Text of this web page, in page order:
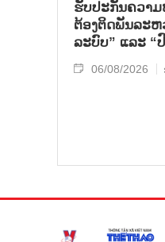
ຮັບປະກັນຄວາມ
ຕ້ອງຕິດພັນລະຫ
ລະບົບ” ແລະ “
06/08/2026